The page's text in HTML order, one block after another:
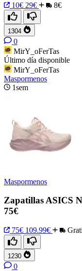
10€ 29€ 8€
1304
0
MirY_oFerTas
Último día disponible
MirY_oFerTas
Maspormenos
1sem
Maspormenos
Zapatillas ASICS
75€
75€ 109.99€
1230
0